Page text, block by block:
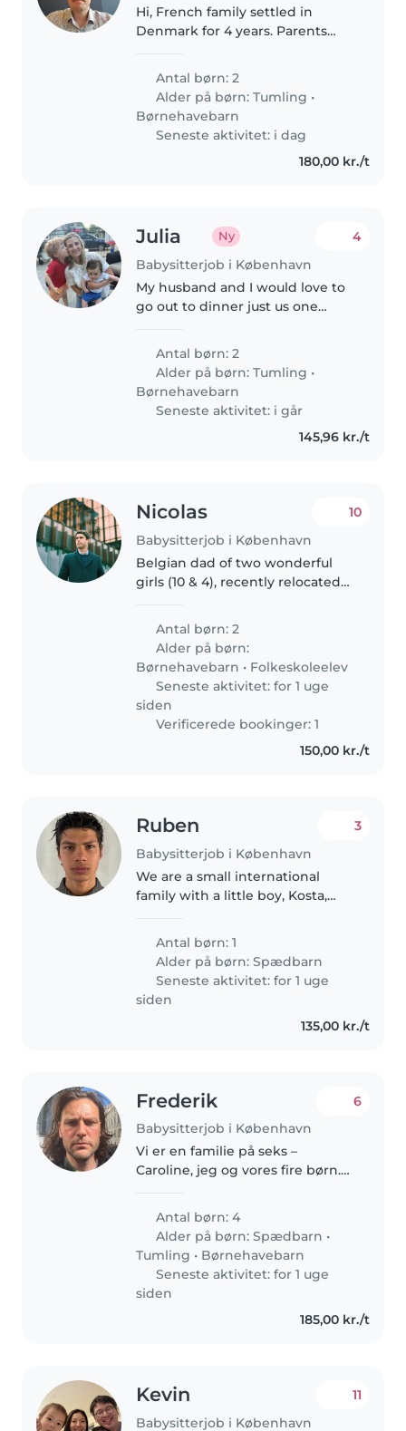
Hi, French family settled in
Denmark for 4 years. Parents
speak French and Danish. Mostly
looking for a baby sitter who can
watch the kids during..
Antal børn: 2
Alder på børn:Tumling •
Børnehavebarn
Seneste aktivitet: i dag
180,00 kr./t
Julia Ny
Babysitterjob i København
4
My husband and I would love to
go out to dinner just us one
Copenhagen. We are looking for
someone to babysit our two
boys, ages 4 and 18 months for a
couple..
Antal børn: 2
Alder på børn:Tumling •
Børnehavebarn
Seneste aktivitet: i går
145,96 kr./t
Nicolas
Babysitterjob i København
10
Belgian dad of two wonderful
girls (10 & 4), recently relocated
music, bike rides, playground
adventures and cozy evenings at
home. Looking for a kind..
Antal børn: 2
Alder på børn:
Børnehavebarn • Folkeskoleelev
Seneste aktivitet: for 1 uge
siden
Verificerede bookinger: 1
150,00 kr./t
Ruben
Babysitterjob i København
3
We are a small international
family with a little boy, Kosta,
currently spending some time in
Copenhagen. Kosta is curious,..
Antal børn: 1
Alder på børn:Spædbarn
Seneste aktivitet: for 1 uge
siden
135,00 kr./t
Frederik
Babysitterjob i København
6
Vi er en familie på seks –
Caroline, jeg og vores fire børn.
uforudsigelige øjeblikke, men
også af nærvær, nysgerrighed
og fælles måltider omkring..
Antal børn: 4
Alder på børn:Spædbarn •
Tumling • Børnehavebarn
Seneste aktivitet: for 1 uge
siden
185,00 kr./t
Kevin
Babysitterjob i København
11